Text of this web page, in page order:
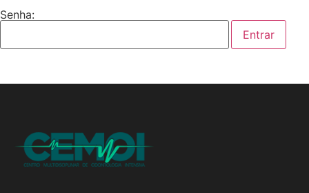
Senha: